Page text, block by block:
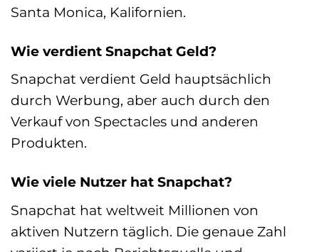
Santa Monica, Kalifornien.
Wie verdient Snapchat Geld?
Snapchat verdient Geld hauptsächlich
durch Werbung, aber auch durch den
Verkauf von Spectacles und anderen
Produkten.
Wie viele Nutzer hat Snapchat?
Snapchat hat weltweit Millionen von
aktiven Nutzern täglich. Die genaue Zahl